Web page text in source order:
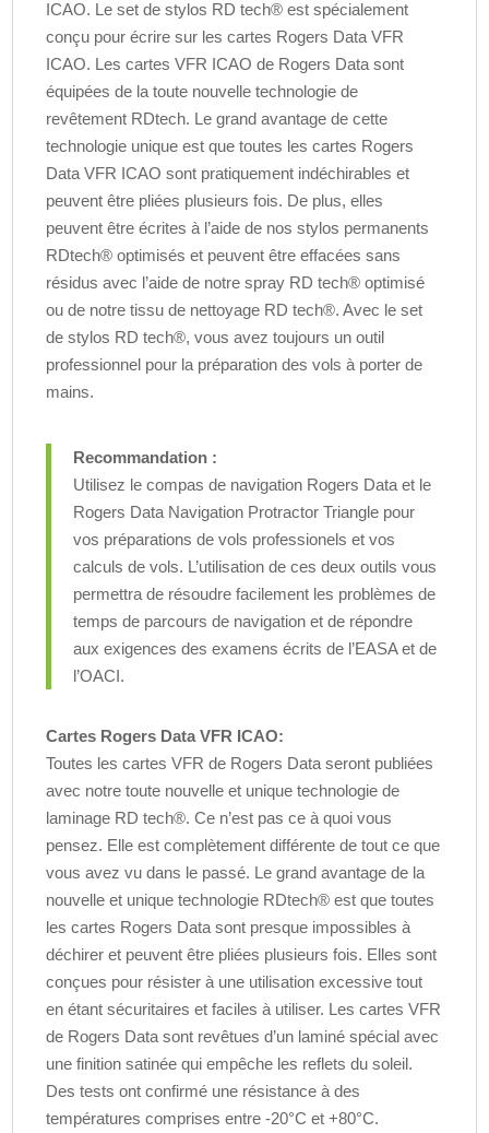
ICAO. Le set de stylos RD tech® est spécialement
conçu pour écrire sur les cartes Rogers Data VFR
ICAO. Les cartes VFR ICAO de Rogers Data sont
équipées de la toute nouvelle technologie de
revêtement RDtech. Le grand avantage de cette
technologie unique est que toutes les cartes Rogers
Data VFR ICAO sont pratiquement indéchirables et
peuvent être pliées plusieurs fois. De plus, elles
peuvent être écrites à l’aide de nos stylos permanents
RDtech® optimisés et peuvent être effacées sans
résidus avec l’aide de notre spray RD tech® optimisé
ou de notre tissu de nettoyage RD tech®. Avec le set
de stylos RD tech®, vous avez toujours un outil
professionnel pour la préparation des vols à porter de
mains.
Recommandation :
Utilisez le compas de navigation Rogers Data et le
Rogers Data Navigation Protractor Triangle pour
vos préparations de vols professionels et vos
calculs de vols. L’utilisation de ces deux outils vous
permettra de résoudre facilement les problèmes de
temps de parcours de navigation et de répondre
aux exigences des examens écrits de l’EASA et de
l’OACI.
Cartes Rogers Data VFR ICAO:
Toutes les cartes VFR de Rogers Data seront publiées
avec notre toute nouvelle et unique technologie de
laminage RD tech®. Ce n’est pas ce à quoi vous
pensez. Elle est complètement différente de tout ce que
vous avez vu dans le passé. Le grand avantage de la
nouvelle et unique technologie RDtech® est que toutes
les cartes Rogers Data sont presque impossibles à
déchirer et peuvent être pliées plusieurs fois. Elles sont
conçues pour résister à une utilisation excessive tout
en étant sécuritaires et faciles à utiliser. Les cartes VFR
de Rogers Data sont revêtues d’un laminé spécial avec
une finition satinée qui empêche les reflets du soleil.
Des tests ont confirmé une résistance à des
températures comprises entre -20°C et +80°C.